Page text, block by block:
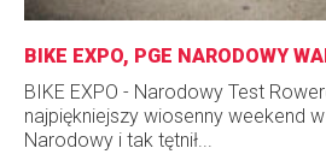
BIKE EXPO, PGE NARODOWY
BIKE EXPO - Narodowy Test
najpiękniejszy wiosenny weekend
Narodowy i tak tętnił...